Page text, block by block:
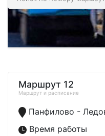
Маршрут 12
Маршрут и расписание
Панфилово -
Время работы